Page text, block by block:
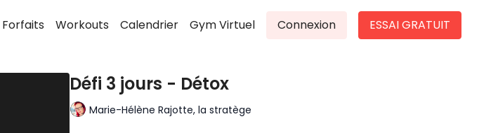
Forfaits Workouts Calendrier Gym Virtuel Connexion ESSAI GRATUIT
Défi 3 jours - Détox
Marie-Hélène Rajotte, la stratège